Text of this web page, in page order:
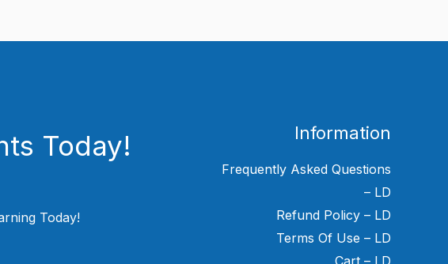
Today!
Today!
Information
Frequently Asked Questions
– LD
Refund Policy – LD
Terms Of Use – LD